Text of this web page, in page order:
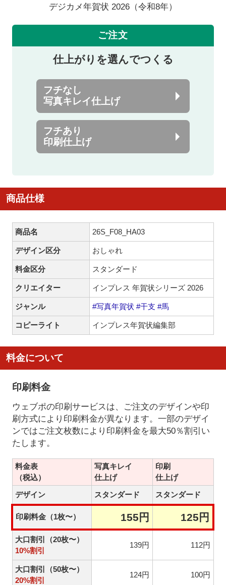
デジカメ年賀状 2026（令和8年）
ご注文
仕上がりを選んでつくる
フチなし
写真キレイ仕上げ
フチあり
印刷仕上げ
商品仕様
商品名 26S_F08_HA03
デザイン区分 おしゃれ
料金区分 スタンダード
クリエイター インプレス 年賀状シリーズ 2026
ジャンル #写真年賀状 #干支 #馬
コピーライト インプレス年賀状編集部
料金について
印刷料金
ウェブポの印刷サービスは、ご注文のデザインや印
刷方式により印刷料金が異なります。一部のデザイ
ンではご注文枚数により印刷料金を最大50％割引い
たします。
料金表
（税込）
写真キレイ
仕上げ
印刷
仕上げ
デザイン
スタンダード スタンダード
印刷料金（1枚〜） 155円 125円
大口割引（20枚〜）
10%割引
139円 112円
大口割引（50枚〜）
20%割引
124円 100円